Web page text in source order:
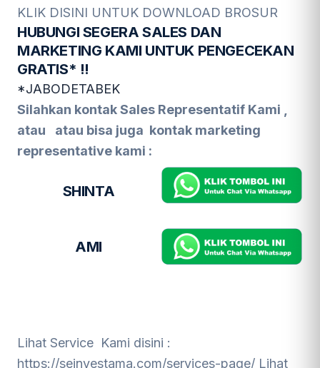
KLIK DISINI UNTUK DOWNLOAD BROSUR
HUBUNGI SEGERA SALES DAN
MARKETING KAMI UNTUK PENGECEKAN
GRATIS* !!
*JABODETABEK
Silahkan kontak Sales Representatif Kami ,
atau
atau bisa juga kontak marketing
representative kami :
SHINTA
AMI
Lihat Service Kami disini :
https://seinvestama.com/services-page/ Lihat